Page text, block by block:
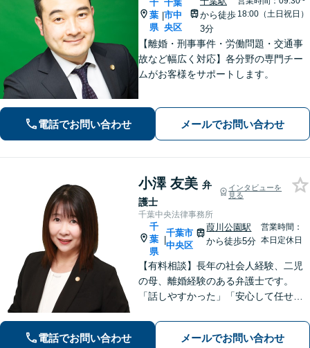
千
葉
県
|
千葉
市中
央区
から徒歩
3分
18:00（土日祝日）
【離婚・刑事事件・労働問題・交通事
故など幅広く対応】各分野の専門チー
ムがお客様をサポートします。
電話でお問い合わせ メールでお問い合わせ
小澤 友美 弁
護士
インタビューを
見る
千葉中央法律事務所
千
葉
県
|
千葉市
中央区
葭川公園駅
から徒歩5分
営業時間：
本日定休日
【有料相談】長年の社会人経験、二児
の母、離婚経験のある弁護士です。
「話しやすかった」「安心して任せら
す。最後まで話を遮らずにお聞きし、
丁寧な対応を心がけます。お気軽にご
電話でお問い合わせ メールでお問い合わせ